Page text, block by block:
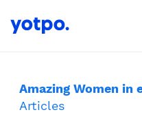
Amazing Women in
Articles